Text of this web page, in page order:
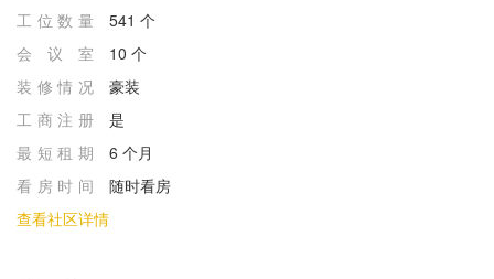
工位数量
541 个
会议室
10 个
装修情况
豪装
⼯商注册
是
最短租期
6 个月
看房时间
随时看房
查看社区详情